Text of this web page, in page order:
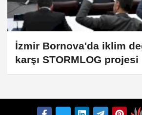
İzmir Bornova'da iklim
karşı STORMLOG projesi